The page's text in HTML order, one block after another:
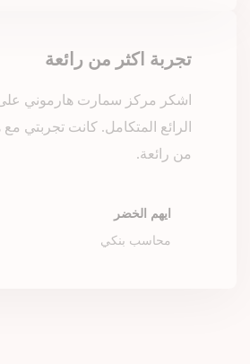
تجربة اكثر من رائعة
اشكر مركز سمارت هارموني على
الرائع المتكامل. كانت تجربتي مع
من رائعة.
ايهم الخضر
محاسب بنكي